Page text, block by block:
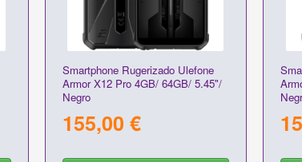
Smartphone Rugerizado Ulefone
Armor X12 Pro 4GB/ 64GB/ 5.45"/
Negro
155,00 €